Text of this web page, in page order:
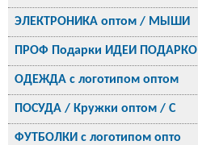
ЭЛЕКТРОНИКА оптом / МЫШИ
ПРОФ Подарки ИДЕИ ПОДАРКО
ОДЕЖДА с логотипом оптом
ПОСУДА / Кружки оптом / С
ФУТБОЛКИ с логотипом опто